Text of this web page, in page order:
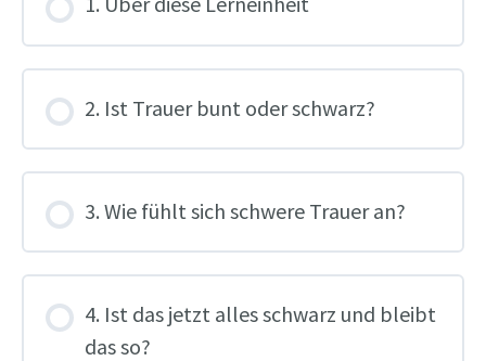
2. Ist Trauer bunt oder schwarz?
3. Wie fühlt sich schwere Trauer an?
4. Ist das jetzt alles schwarz und bleibt
das so?